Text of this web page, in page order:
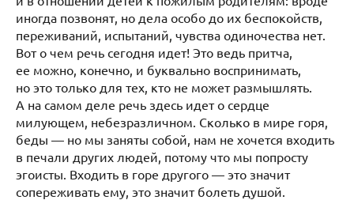
иногда позвонят, но дела особо до их беспокойств,
переживаний, испытаний, чувства одиночества нет.
Вот о чем речь сегодня идет! Это ведь притча,
ее можно, конечно, и буквально воспринимать,
но это только для тех, кто не может размышлять.
А на самом деле речь здесь идет о сердце
милующем, небезразличном. Сколько в мире горя,
беды — но мы заняты собой, нам не хочется входить
в печали других людей, потому что мы попросту
эгоисты. Входить в горе другого — это значит
сопереживать ему, это значит болеть душой.